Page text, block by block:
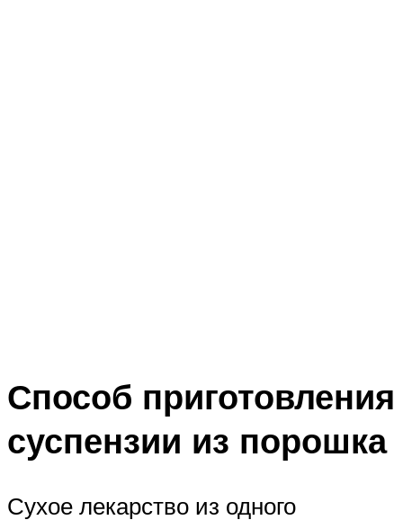
Способ приготовления
суспензии из порошка
Сухое лекарство из одного